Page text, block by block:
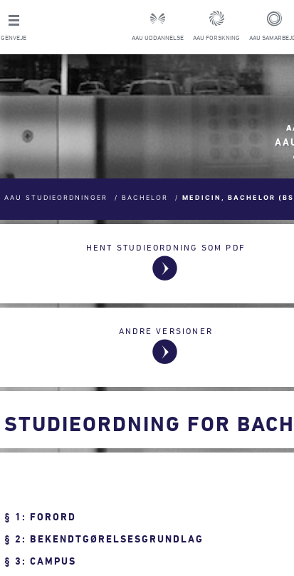
GENVEJE AAU UDDANNELSE AAU FORSKNING AAU
AAU STUDIEORDNINGER / BACHELOR / MEDICIN, BACHELOR
HENT STUDIEORDNING SOM PDF
ANDRE VERSIONER
STUDIEORDNING FOR
1: FORORD
2: BEKENDTGØRELSESGRUNDLAG
3: CAMPUS